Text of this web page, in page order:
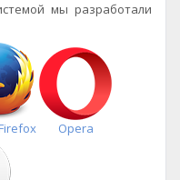
мы разработали
Opera